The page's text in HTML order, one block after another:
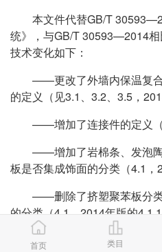
本文件代替GB/T
统》，与GB/T 30593—2014
技术变化如下：
——更改了外墙内保温复
的定义（见3.1、3.2、3.5，
——增加了连接件的定义（
——增加了岩棉条、发泡
板是否集成饰面的分类（4.1，
——删除了挤塑聚苯板分
的分类（4.1，2014年版的
——增加了带饰面外墙内保
首页 类目